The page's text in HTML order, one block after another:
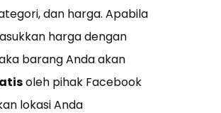
dan harga. Apabila
harga dengan
barang Anda akan
oleh pihak Facebook
lokasi Anda